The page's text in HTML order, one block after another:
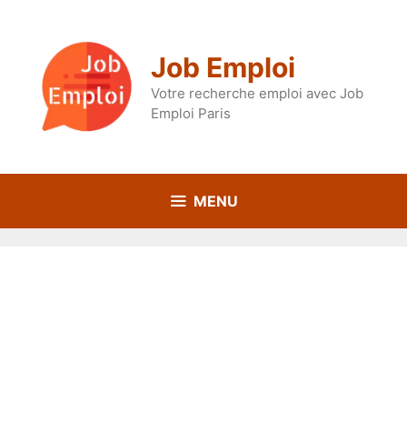
Job Emploi
Votre recherche emploi avec Job
Emploi Paris
MENU